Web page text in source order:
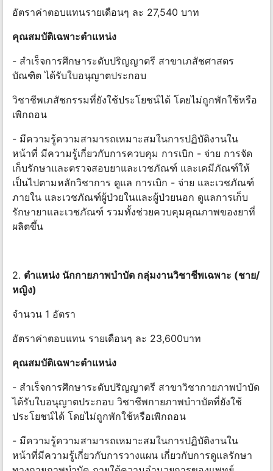
อัตราค่าตอบแทนรายเดือนๆ ละ 27,540 บาท
คุณสมบัติเฉพาะตําแหน่ง
- สําเร็จการศึกษาระดับปริญญาตรี สาขาเภสัชศาสตร
บัณฑิต ได้รับใบอนุญาตประกอบ
วิชาชีพเภสัชกรรมที่ยังใช้ประโยชน์ได้ โดยไม่ถูกพักใช้หรือ
เพิกถอน
- มีความรู้ความสามารถเหมาะสมในการปฏิบัติงานใน
หน้าที่ มีความรู้เกี่ยวกับการควบคุม การเบิก - จ่าย การจัด
เก็บรักษาและตรวจสอบยาและเวชภัณฑ์ และเคมีภัณฑ์ให้
เป็นไปตามหลักวิชาการ ดูแล การเบิก - จ่าย และเวชภัณฑ์
ภายใน และเวชภัณฑ์ผู้ป่วยในและผู้ป่วยนอก ดูแลการเก็บ
รักษายาและเวชภัณฑ์ รวมทั้งช่วยควบคุมคุณภาพของยาที่
ผลิตขึ้น
2. ตําแหน่ง นักกายภาพบําบัด กลุ่มงานวิชาชีพเฉพาะ (ชาย/
หญิง)
จำนวน 1 อัตรา
อัตราค่าตอบแทน รายเดือนๆ ละ 23,600บาท
คุณสมบัติเฉพาะตําแหน่ง
- สําเร็จการศึกษาระดับปริญญาตรี สาขาวิชากายภาพบําบัด
ได้รับใบอนุญาตประกอบ วิชาชีพกายภาพบําาบัดที่ยังใช้
ประโยชน์ได้ โดยไม่ถูกพักใช้หรือเพิกถอน
- มีความรู้ความสามารถเหมาะสมในการปฏิบัติงานใน
หน้าที่มีความรู้เกี่ยวกับการวางแผน เกี่ยวกับการดูแลรักษา